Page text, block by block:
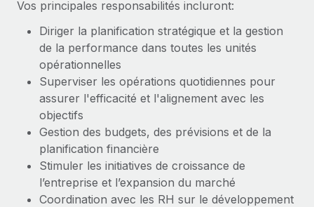
Remote a toujours pour mission d'aider les entreprises de
toute taille à embaucher, gérer et payer...
En savoir plus
Comment Phiture gère ses 55 employés
répartis dans 19 pays grâce à Remote
Phiture, un leader notable du conseil en matière de
croissance mobile internationale, encourage les...
En savoir plus
Vos principales responsabilités incluront:
Diriger la planification stratégique et la gestion
de la performance dans toutes les unités
opérationnelles
Superviser les opérations quotidiennes pour
assurer l'efficacité et l'alignement avec les
objectifs
Gestion des budgets, des prévisions et de la
planification financière
Stimuler les initiatives de croissance de
l’entreprise et l’expansion du marché
Coordination avec les RH sur le développement